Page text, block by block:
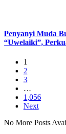
Penyanyi Muda
“Uwelaiki”,
1
2
3
…
1,056
Next
No More Posts